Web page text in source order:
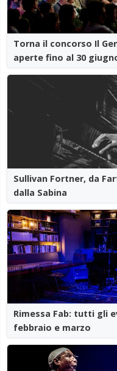
Torna il concorso Il
aperte fino al 30
Sullivan Fortner, da
dalla Sabina
Rimessa Fab: tutti gli
febbraio e marzo